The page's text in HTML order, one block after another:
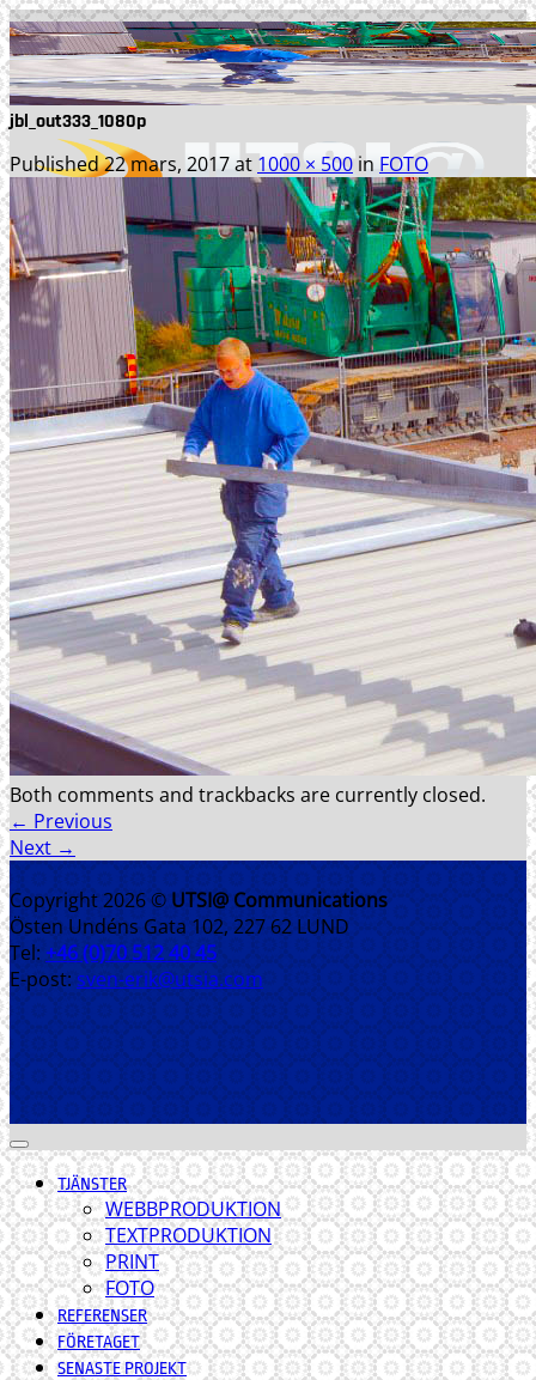
Skip
to
content
TJÄNSTER
WEBBPRODUKTION
TEXTPRODUKTION
PRINT
FOTO
REFERENSER
FÖRETAGET
SENASTE PROJEKT
KONTAKT
jbl_out333_1080p
Published22 mars, 2017at 1000 × 500inFOTO
Both comments and trackbacks are currently closed.
← Previous
Next →
Copyright 2026 © UTSI@ Communications
Östen Undéns Gata 102, 227 62 LUND
Tel: +46 (0)70 512 40 45
E-post: sven-erik@utsia.com
TJÄNSTER
WEBBPRODUKTION
TEXTPRODUKTION
PRINT
FOTO
REFERENSER
FÖRETAGET
SENASTE PROJEKT